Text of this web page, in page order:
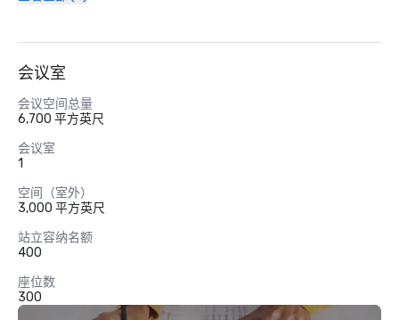
会议室
会议空间总量
6,700 平方英尺
会议室
1
空间（室外）
3,000 平方英尺
站立容纳名额
400
座位数
300